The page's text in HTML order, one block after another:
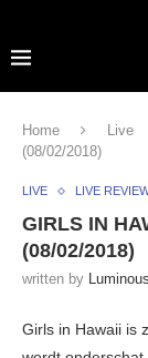
Home Live
(08/02/2018)
LIVE LIVE
GIRLS IN
(08/02/2018)
written by
Girls in Hawaii is